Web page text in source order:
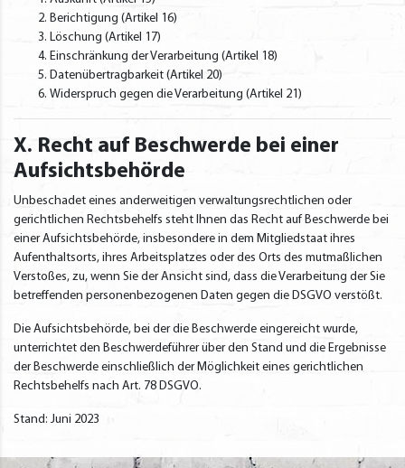
Berichtigung (Artikel 16)
Löschung (Artikel 17)
Einschränkung der Verarbeitung (Artikel 18)
Datenübertragbarkeit (Artikel 20)
Widerspruch gegen die Verarbeitung (Artikel 21)
X. Recht auf Beschwerde bei einer
Aufsichtsbehörde
Unbeschadet eines anderweitigen verwaltungsrechtlichen oder
gerichtlichen Rechtsbehelfs steht Ihnen das Recht auf Beschwerde bei
einer Aufsichtsbehörde, insbesondere in dem Mitgliedstaat ihres
Aufenthaltsorts, ihres Arbeitsplatzes oder des Orts des mutmaßlichen
Verstoßes, zu, wenn Sie der Ansicht sind, dass die Verarbeitung der Sie
betreffenden personenbezogenen Daten gegen die DSGVO verstößt.
Die Aufsichtsbehörde, bei der die Beschwerde eingereicht wurde,
unterrichtet den Beschwerdeführer über den Stand und die Ergebnisse
der Beschwerde einschließlich der Möglichkeit eines gerichtlichen
Rechtsbehelfs nach Art. 78 DSGVO.
Stand: Juni 2023